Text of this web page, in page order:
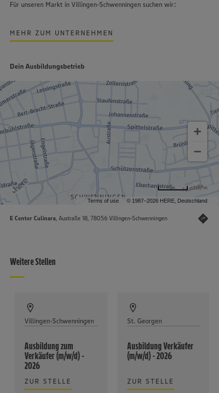
Für unseren Markt in Villingen-Schwenningen suchen wir:
MEHR ZUM UNTERNEHMEN
Dein Ausbildungsbetrieb
Terms of use © 1987–2026 HERE, Deutschland
200 m
E Center Culinara, Austraße 18, 78056 Villingen-Schwenningen
Weitere Stellen
Villingen-Schwenningen
Ausbildung zum
Verkäufer (m/w/d) -
2026
ZUR STELLE
St. Georgen
Ausbildung Verkäufer
(m/w/d) - 2026
ZUR STELLE